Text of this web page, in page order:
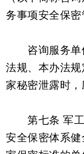
务事项安全保密
咨询服务单
法规、本办法
家秘密泄露时，
第七条 军工
安全保密体系